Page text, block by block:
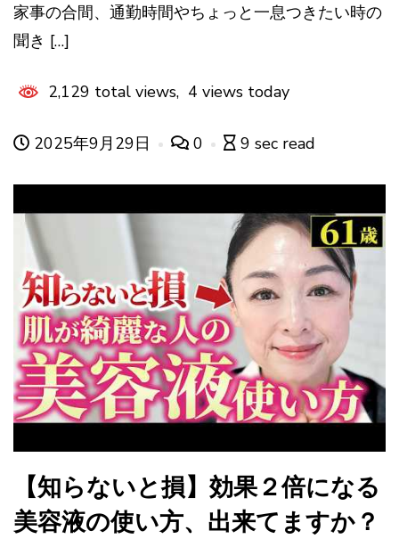
家事の合間、通勤時間やちょっと一息つきたい時の
聞き […]
2,129 total views, 4 views today
2025年9月29日 0 9 sec read
【知らないと損】効果２倍になる
美容液の使い方、出来てますか？